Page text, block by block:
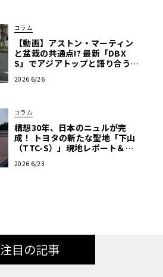
コラム
【動画】アストン・マーティン
と盆栽の共通点!? 最新「DBX
S」でアジアトップと語り合う東
コベイワセテ 番外編】
2026 6/26
コラム
構想30年、日本のニュルが完
成！ トヨタの新たな聖地「下山
（TTC-S）」現地レポート＆新
2026 6/23
注目の記事